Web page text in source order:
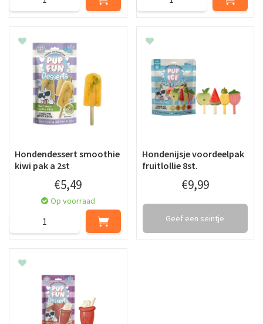
Hondendessert smoothie
kiwi pak a 2st
€5,49
Op voorraad
Hondenijsje voordeelpak
fruitlollie 8st.
€9,99
Geef een seintje